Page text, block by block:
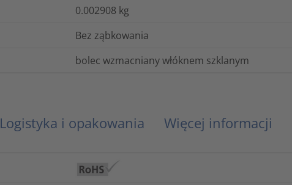
0.002908 kg
Bez ząbkowania
bolec wzmacniany włóknem szklanym
Logistyka i opakowania Więcej informacji